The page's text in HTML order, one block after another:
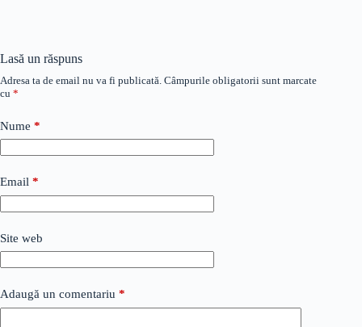
Lasă un răspuns
Adresa ta de email nu va fi publicată. Câmpurile obligatorii sunt marcate
cu *
Nume *
Email *
Site web
Adaugă un comentariu *